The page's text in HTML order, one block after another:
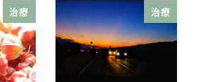
治療 治療